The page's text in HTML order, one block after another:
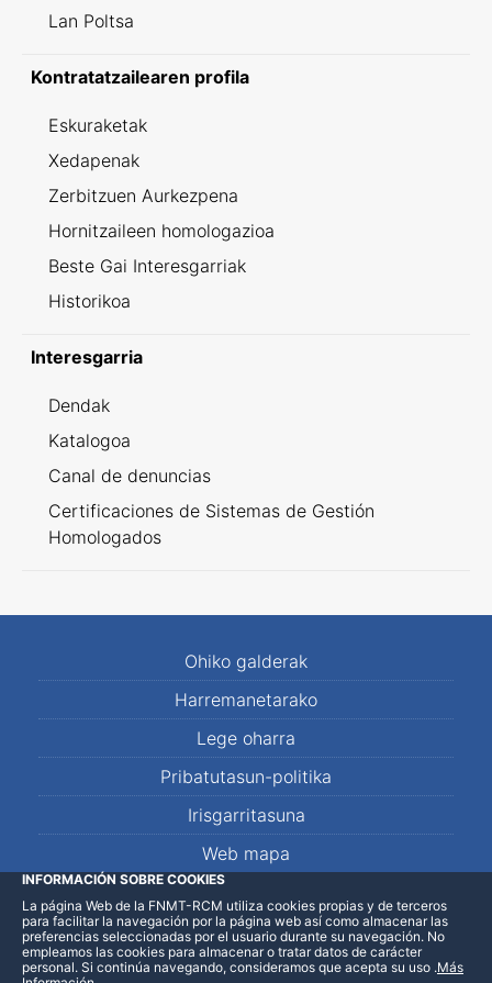
Lan Poltsa
Kontratatzailearen profila
Eskuraketak
Xedapenak
Zerbitzuen Aurkezpena
Hornitzaileen homologazioa
Beste Gai Interesgarriak
Historikoa
Interesgarria
Dendak
Katalogoa
Canal de denuncias
Certificaciones de Sistemas de Gestión
Homologados
Ohiko galderak
Harremanetarako
Lege oharra
Pribatutasun-politika
Irisgarritasuna
Web mapa
LinkedInFacebookWhatsApp
INFORMACIÓN SOBRE COOKIES
La página Web de la FNMT-RCM utiliza cookies propias y de terceros
para facilitar la navegación por la página web así como almacenar las
preferencias seleccionadas por el usuario durante su navegación. No
empleamos las cookies para almacenar o tratar datos de carácter
personal. Si continúa navegando, consideramos que acepta su uso .Más